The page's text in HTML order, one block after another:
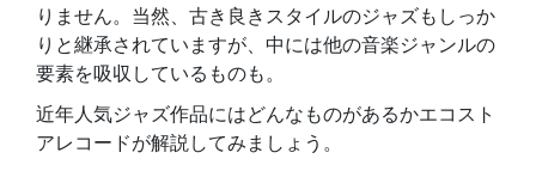
りません。当然、古き良きスタイルのジャズもしっか
りと継承されていますが、中には他の音楽ジャンルの
要素を吸収しているものも。
近年人気ジャズ作品にはどんなものがあるかエコスト
アレコードが解説してみましょう。